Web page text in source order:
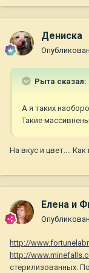
Дениска
Рыта сказал:
А я таких
Такие
На вкус и цвет.... Как
Елена и
http://
http://
стерилизованных.